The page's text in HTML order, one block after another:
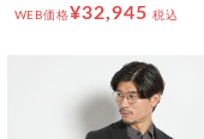
WEB価格¥32,945 税込